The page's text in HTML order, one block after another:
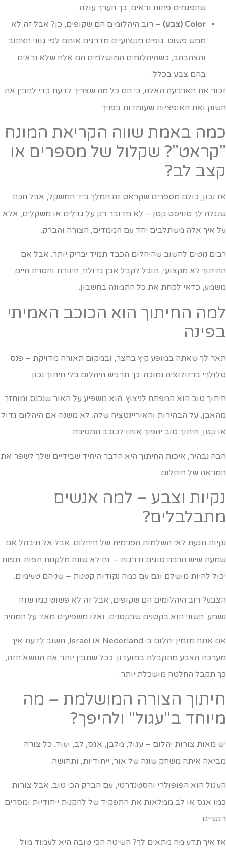
שהפגמים פחות נראים, כך הערך עולה.
Color (צבע)
– רוב היהלומים הם שקופים, כן? אבל זה לא
ממש פשוט. גופים מקצועיים מדרגים אותם לפי גווני הצהוב
והצהבהב, כשהיהלומים המושלמים הם אלה שלא נראים
בהם צבע בכלל.
את הארבעה האלה, כי הם כל מה שצריך לדעת כדי להבין את
ואת האופציות שעומדות בפניך.
באמת שווה הקריאת המונח
שקלול של מספרים או
לב?
נכון, כולם מספרים שקראט זה המלך ביד המשקל, אבל חכה
לך טוויסט קטן – לא מדובר רק על גדלים או משקלים, אלא
איך אלה משתלבים יחד עם הממדים, הצורה והברק.
נוטים לחשוב שהיהלום הכבד תמיד יבריק יותר. אבל אם
לא מקצועי, תוכל לקבל אבן גדולה, חיוורת וחסרת חיים.
כדאי לקחת את כל התמונה בחשבון.
החיתוך הוא הכוכב האמיתי
לך שאתה במופע קיץ בחצר, ובמקום תאורה מדויקת – פנס
ברזולוציה נמוכה. כך תרגיש היהלום בלי חיתוך נכון.
טוב הוא המפתח לניצוץ. הוא משפיע על האור שנכנס ומוחזר
על הבהירות והאוריינטציה שלה. לא משנה אם היהלום גדול
קטן, חיתוך טוב יהפוך אותו לכוכב המסיבה.
נבהיר, איכות החיתוך היא הדבר היחיד שבידיים שלך לשפר את
של היהלום.
וצבע – למה אנשים
נוגעת לאי השלמות הפנימית של היהלום. אבל אל תיבהל אם
שיש הרבה סוגים ודרגות – זה לא שונה מלקנות תפוח. תפוח
להיות מושלם וגם עם כמה נקודות קטנות – שניהם טעימים.
רוב היהלומים הם שקופים, אבל זה לא פשוט כמו שזה
השוני הוא בקטנים שבקטנים, ואלו משפיעים מאד על המחיר.
אם אתה מזמין יהלום ב-Nederland או Israel, חשוב לדעת איך
הצבע מתקבלת במועדון. ככל שתבין יותר את הנושא הזה,
תקבל החלטה מושכלת יותר.
הצורה המושלמת – מה
ב"עגול" ולהיפך?
מאות צורות יהלום – עגול, מלבן, אגס, לב, ועוד. כל צורה
איתה משחק שונה של אור, ייחודיות, ותחושה.
הוא הפופולרי והסטנדרטי, עם הברק הכי טוב. אבל צורות
אגס או לב ממלאות את התפקיד של להקנות ייחודיות ומסרים
איך תדע מה מתאים לך? השיטה הכי טובה היא לעמוד מול